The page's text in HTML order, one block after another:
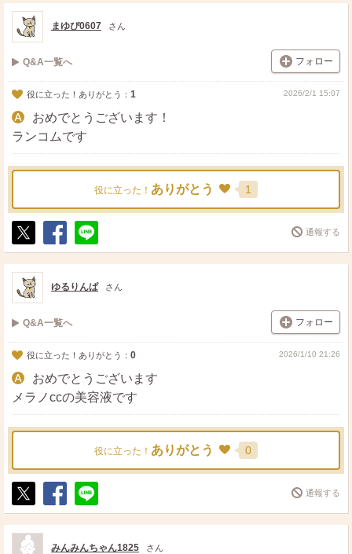
まゆぴ0607 さん
Q&A一覧へ フォロー
役に立った！ありがとう： 1 2026/2/1 15:07
おめでとうございます！
ランコムです
役に立った！ ありがとう 1
ポ
ス
ト
シ
ェ
送
る
通報する
ゆるりんぱ さん
Q&A一覧へ フォロー
役に立った！ありがとう： 0 2026/1/10 21:26
おめでとうございます
メラノccの美容液です
役に立った！ ありがとう 0
ポ
ス
ト
シ
ェ
送
る
通報する
みんみんちゃん1825 さん